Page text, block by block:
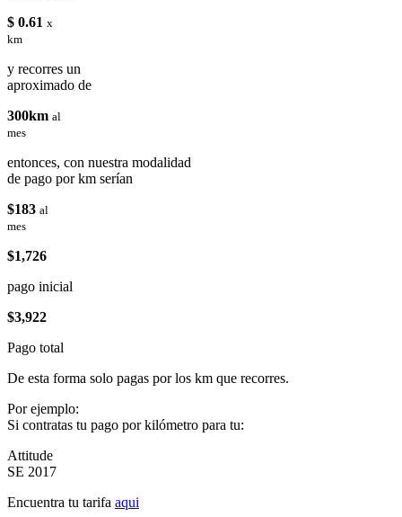
$ 0.61 x
km
y recorres un
aproximado de
300km al
mes
entonces, con nuestra modalidad
de pago por km serían
$183 al
mes
$1,726
pago inicial
$3,922
Pago total
De esta forma solo pagas por los km que recorres.
Por ejemplo:
Si contratas tu pago por kilómetro para tu:
Attitude
SE 2017
Encuentra tu tarifa aqui